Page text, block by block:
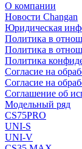
О компании
Новости Changan
Юридическая
Политика в
Политика в
Политика
Согласие на
Согласие на
Соглашение об
Модельный ряд
CS75PRO
UNI-S
UNI-V